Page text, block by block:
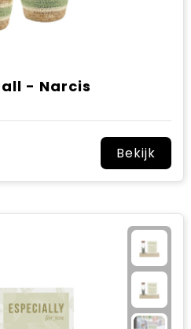
- Narcis
Bekijk